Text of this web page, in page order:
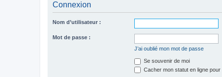
Connexion
Nom d’utilisateur :
Mot de passe :
J’ai oublié mon mot de passe
Se souvenir de moi
Cacher mon statut en ligne